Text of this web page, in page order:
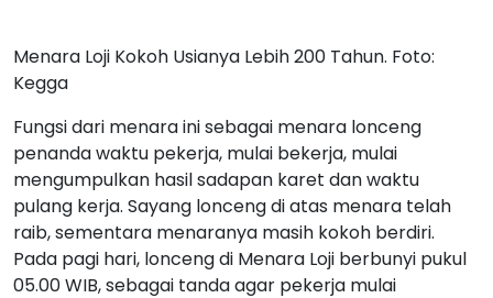
Menara Loji Kokoh Usianya Lebih 200 Tahun. Foto:
Kegga
Fungsi dari menara ini sebagai menara lonceng
penanda waktu pekerja, mulai bekerja, mulai
mengumpulkan hasil sadapan karet dan waktu
pulang kerja. Sayang lonceng di atas menara telah
raib, sementara menaranya masih kokoh berdiri.
Pada pagi hari, lonceng di Menara Loji berbunyi pukul
05.00 WIB, sebagai tanda agar pekerja mulai